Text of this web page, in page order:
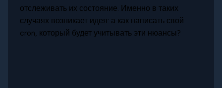
отслеживать их состояние. Именно в таких
случаях возникает идея: а как написать свой
cron, который будет учитывать эти нюансы?